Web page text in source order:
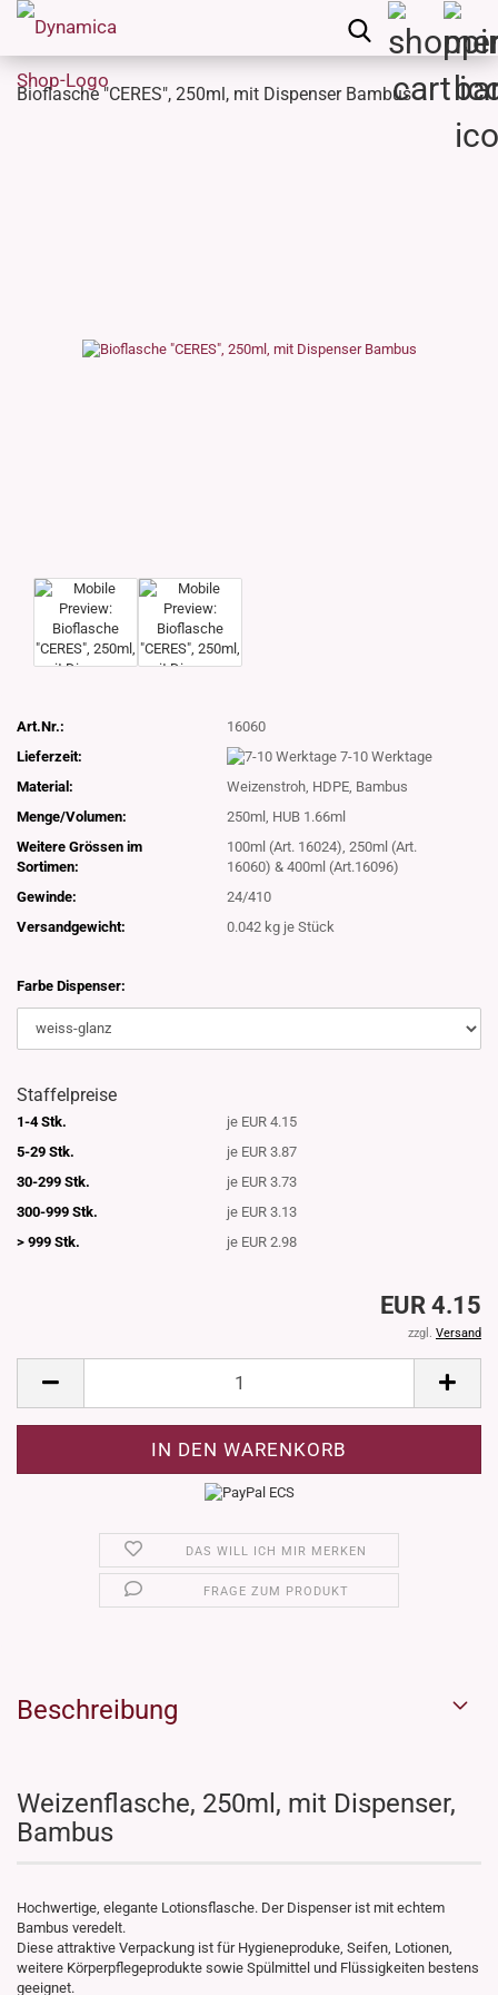
Bioflasche "CERES", 250ml, mit Dispenser Bambus
Art.Nr.:
16060
Lieferzeit:
7-10 Werktage
Material:
Weizenstroh, HDPE, Bambus
Menge/Volumen:
250ml, HUB 1.66ml
Weitere Grössen im
Sortimen:
100ml (Art. 16024), 250ml (Art.
16060) & 400ml (Art.16096)
Gewinde:
24/410
Versandgewicht:
0.042 kg je Stück
Farbe Dispenser:
Staffelpreise
1-4 Stk.
je EUR 4.15
5-29 Stk.
je EUR 3.87
30-299 Stk.
je EUR 3.73
300-999 Stk.
je EUR 3.13
> 999 Stk.
je EUR 2.98
EUR 4.15
zzgl. Versand
DAS WILL ICH MIR MERKEN
FRAGE ZUM PRODUKT
Beschreibung
Weizenflasche, 250ml, mit Dispenser,
Bambus
Hochwertige, elegante Lotionsflasche. Der Dispenser ist mit echtem
Bambus veredelt.
Diese attraktive Verpackung ist für Hygieneproduke, Seifen, Lotionen,
weitere Körperpflegeprodukte sowie Spülmittel und Flüssigkeiten bestens
geeignet.